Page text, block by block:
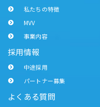
私たちの特徴
MVV
事業内容
採用情報
中途採用
パートナー募集
よくある質問